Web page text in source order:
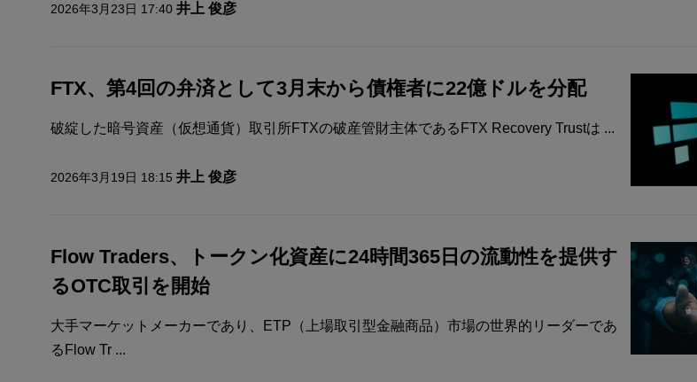
2026年3月23日 17:40 井上 俊彦
FTX、第4回の弁済として3月末から債権者に22億ドルを分配
破綻した暗号資産（仮想通貨）取引所FTXの破産管財主体であるFTX Recovery Trustは ...
2026年3月19日 18:15 井上 俊彦
Flow Traders、トークン化資産に24時間365日の流動性を提供す
るOTC取引を開始
大手マーケットメーカーであり、ETP（上場取引型金融商品）市場の世界的リーダーであ
るFlow Tr ...